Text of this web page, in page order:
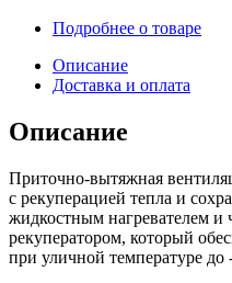
Подробнее о товаре
Описание
Доставка и оплата
Описание
Приточно-вытяжная
с рекуперацией тепла и
жидкостным нагревателем и
рекуператором, который
при уличной температуре до